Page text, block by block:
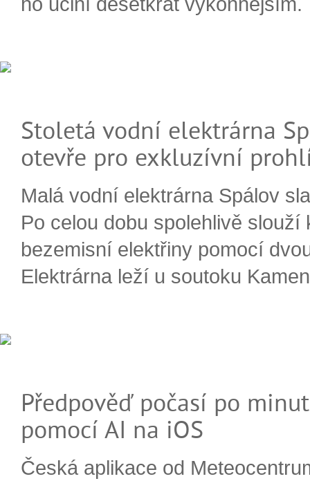
Stoletá vodní elektrárna
otevře pro exkluzívní
Malá vodní elektrárna Spálov
Po celou dobu spolehlivě slouží
bezemisní elektřiny pomocí
Elektrárna leží u soutoku
Předpověď počasí po
pomocí AI na iOS
Česká aplikace od